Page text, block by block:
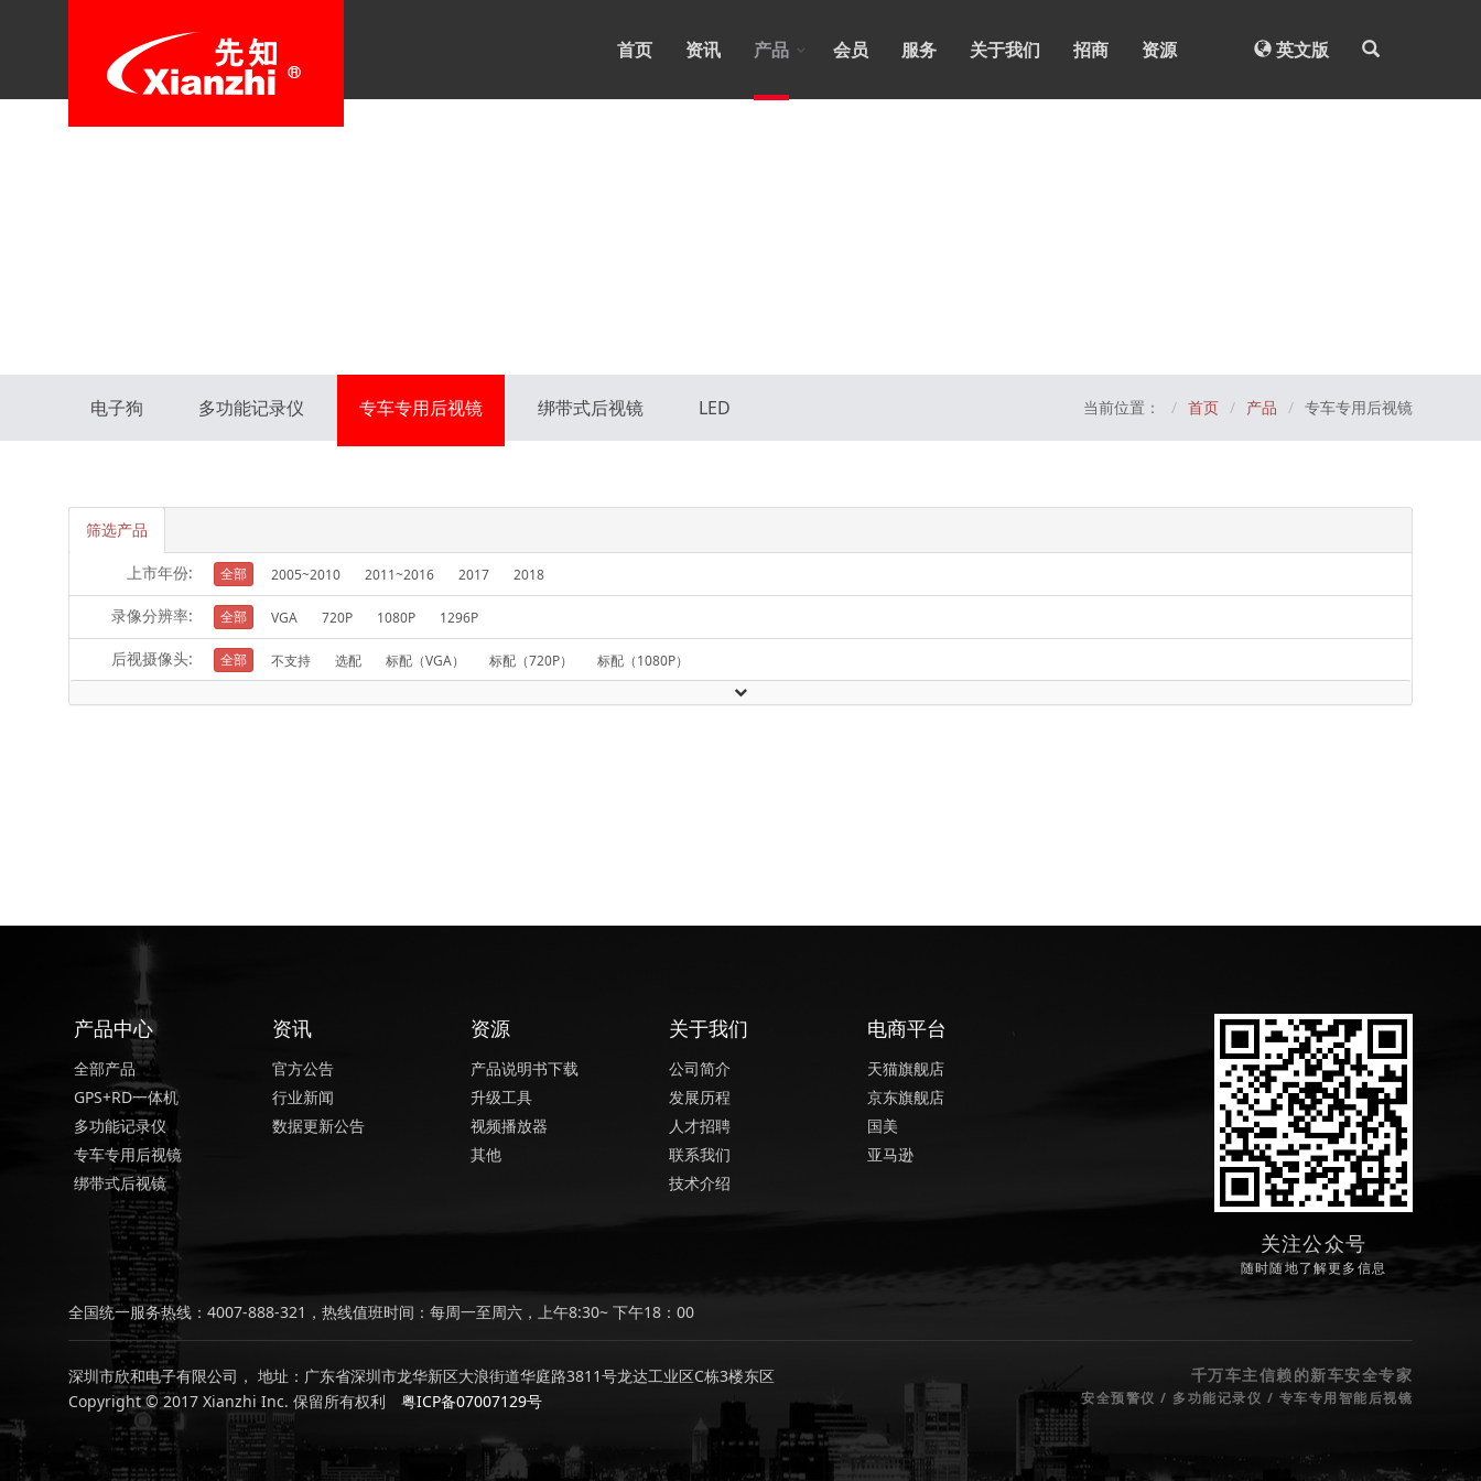
首页 资讯 产品 会员 服务 关于我们 招商 资源 英文版
电子狗 多功能记录仪 专车专用后视镜 绑带式后视镜 LED 当前位置： 首页 产品 专车专用后视镜
筛选产品
上市年份: 全部 2005~2010 2011~2016 2017 2018
录像分辨率: 全部 VGA 720P 1080P 1296P
后视摄像头: 全部 不支持 选配 标配（VGA） 标配（720P） 标配（1080P）
产品中心
全部产品
GPS+RD一体机
多功能记录仪
专车专用后视镜
绑带式后视镜
资讯
官方公告
行业新闻
数据更新公告
资源
产品说明书下载
升级工具
视频播放器
其他
关于我们
公司简介
发展历程
人才招聘
联系我们
技术介绍
电商平台
天猫旗舰店
京东旗舰店
国美
亚马逊
关注公众号
随时随地了解更多信息
全国统一服务热线：4007-888-321，热线值班时间：每周一至周六，上午8:30~ 下午18：00
深圳市欣和电子有限公司， 地址：广东省深圳市龙华新区大浪街道华庭路3811号龙达工业区C栋3楼东区
Copyright © 2017 Xianzhi Inc. 保留所有权利
粤ICP备07007129号
千万车主信赖的新车安全专家
安全预警仪 / 多功能记录仪 / 专车专用智能后视镜